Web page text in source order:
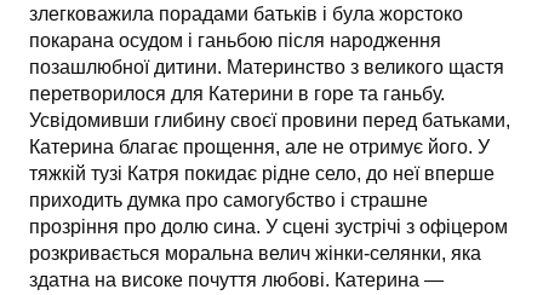
злегковажила порадами батьків і була жорстоко
покарана осудом і ганьбою після народження
позашлюбної дитини. Материнство з великого щастя
перетворилося для Катерини в горе та ганьбу.
Усвідомивши глибину своєї провини перед батьками,
Ка­терина благає прощення, але не отримує його. У
тяжкій тузі Катря покидає рідне село, до неї вперше
приходить думка про самогубство і страшне
прозріння про долю сина. У сцені зустрічі з офіцером
розкривається моральна велич жінки-селянки, яка
здатна на високе почуття любові. Катерина —